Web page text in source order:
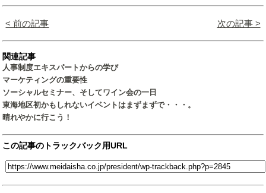
< 前の記事 次の記事 >
関連記事
人事制度エキスパートからの学び
マーケティングの重要性
ソーシャルセミナー、そしてワイン会の一日
東海地区初かもしれないイベントはまずまずで・・・。
晴れやかに行こう！
この記事のトラックバック用URL